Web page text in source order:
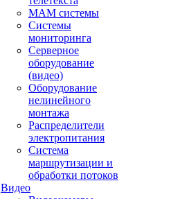
MAM системы
Системы
мониторинга
Серверное
оборудование
(видео)
Оборудование
нелинейного
монтажа
Распределители
электропитания
Система
маршрутизации и
обработки потоков
Видео